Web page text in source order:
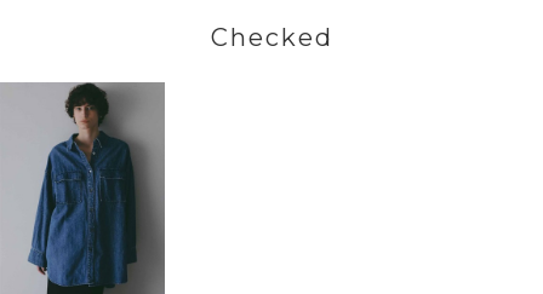
Checked